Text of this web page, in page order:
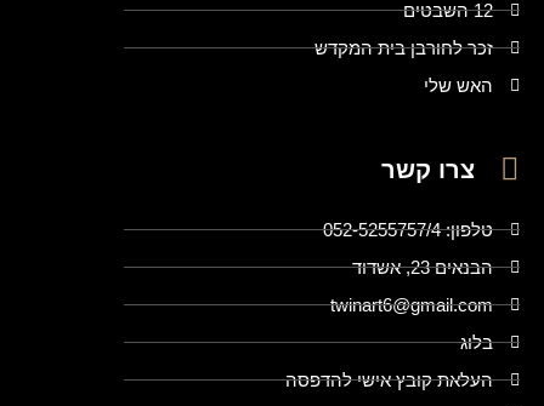
12 השבטים
זכר לחורבן בית המקדש
האש שלי
צרו קשר
טלפון: 052-5255757/4
הבנאים 23, אשדוד
twinart6@gmail.com
בלוג
העלאת קובץ אישי להדפסה